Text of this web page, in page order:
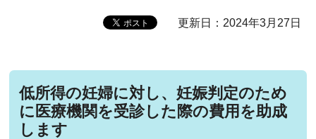
更新日：2024年3月27日
低所得の妊婦に対し、妊娠判定のため
に医療機関を受診した際の費用を助成
します